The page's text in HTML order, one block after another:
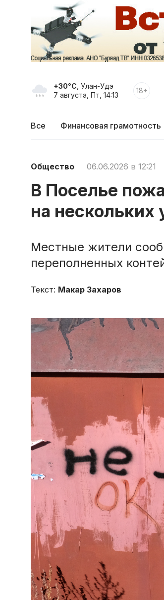
+30°C , Улан-Удэ
7 августа, Пт, 14:13
18+
Все Финансовая грамотность
Общество 06.06.2026 в 12:21
В Поселье
на нескольких
Местные жители
переполненных
Текст: Макар Захаров